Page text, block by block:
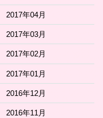
2017年04月
2017年03月
2017年02月
2017年01月
2016年12月
2016年11月